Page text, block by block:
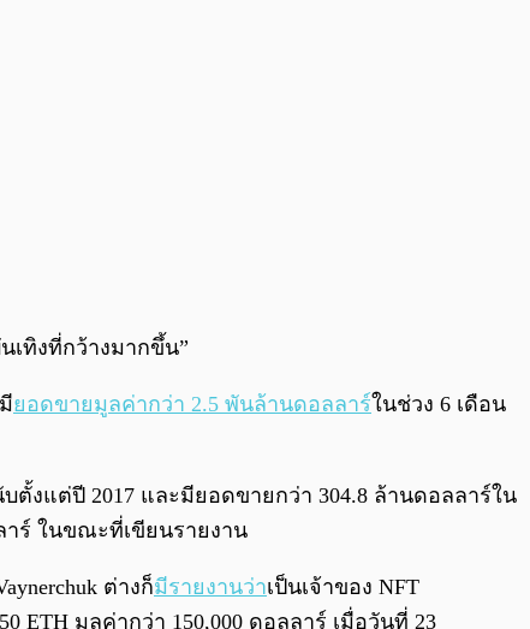
เทิงที่กว้างมากขึ้น”
ยอดขายมูลค่ากว่า 2.5 พันล้านดอลลาร์ในช่วง 6 เดือน
บตั้งแต่ปี 2017 และมียอดขายกว่า 304.8 ล้านดอลลาร์ใน
าร์ ในขณะที่เขียนรายงาน
ต่างก็มีรายงานว่าเป็นเจ้าของ NFT
ETH มูลค่ากว่า 150,000 ดอลลาร์ เมื่อวันที่ 23